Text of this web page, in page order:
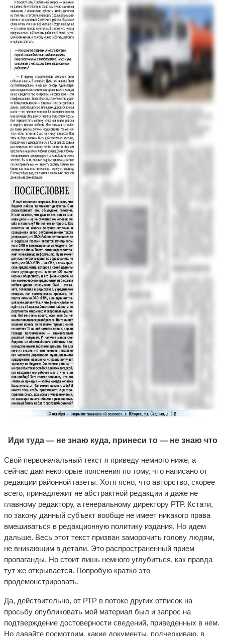
Иди туда — не знаю куда, принеси то — не знаю что
Свой первоначальный текст я приведу немного ниже, а
сейчас дам некоторые пояснения по тому, что написано от
редакции районной газеты. Хотя ясно, что авторство, скорее
всего, принадлежит не абстрактной редакции и даже не
главному редактору, а генеральному директору РТР. Кстати,
по закону данный субъект вообще не имеет никакого права
вмешиваться в редакционную политику издания. Но идем
дальше. Весь этот текст призван заморочить голову людям,
не вникающим в детали. Это распространенный прием
пропаганды. Но стоит лишь немного углубиться, как правда
тут же открывается. Попробую кратко это
продемонстрировать.
Да, действительно, от РТР в потоке других отписок на
просьбу опубликовать мой материал был и запрос на
подтверждение достоверности сведений, приведенных в нем.
Но давайте посмотрим, какие документы, подчеркиваю, в